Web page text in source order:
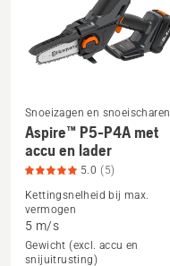
accu
van
Bekijk
meer
over
Aspire™
P5-
Snoeizagen en snoeischaren
Aspire™ P5-P4A met
accu en lader
5.0 (5)
Kettingsnelheid bij max.
vermogen
5 m/s
Gewicht (excl. accu en
snijuitrusting)